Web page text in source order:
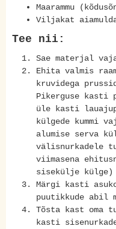
Maarammu
Viljakat
Tee nii:
Sae materjal
Ehita valmis
kruvidega
Pikerguse kasti
üle kasti
külgede kummi
alumise serva
välisnurkadele
viimasena
sisekülje külge)
Märgi kasti
puutikkude abil
Tõsta kast oma
kasti